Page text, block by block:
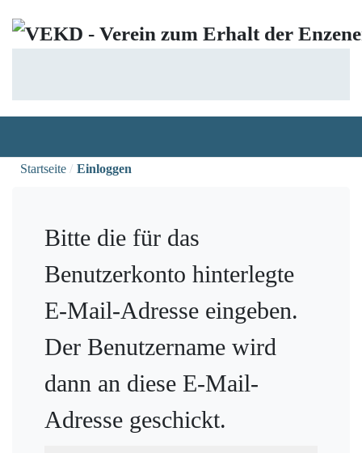
Startseite Einloggen
Bitte die für das
Benutzerkonto hinterlegte
E-Mail-Adresse eingeben.
Der Benutzername wird
dann an diese E-Mail-
Adresse geschickt.